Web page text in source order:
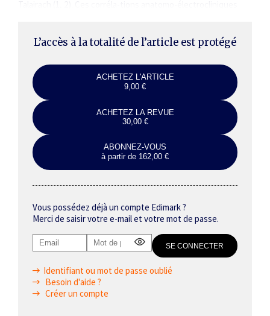
L’accès à la totalité de l’article est protégé
ACHETEZ L'ARTICLE
9,00 €
ACHETEZ LA REVUE
30,00 €
ABONNEZ-VOUS
à partir de 162,00 €
Vous possédez déjà un compte Edimark ?
Merci de saisir votre e-mail et votre mot de passe.
Identifiant ou mot de passe oublié
Besoin d'aide ?
Créer un compte